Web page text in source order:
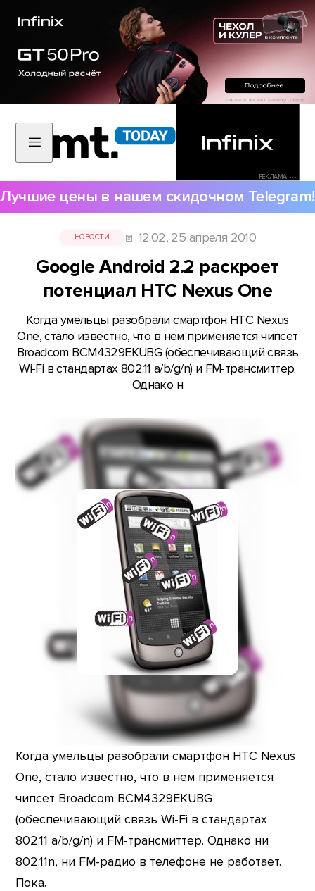
РЕКЛАМА •••
Лучшие цены в нашем скидочном Telegram!
НОВОСТИ 12:02, 25 апреля 2010
Google Android 2.2 раскроет
потенциал HTC Nexus One
Когда умельцы разобрали смартфон HTC Nexus
One, стало известно, что в нем применяется чипсет
Broadcom BCM4329EKUBG (обеспечивающий связь
Wi-Fi в стандартах 802.11 a/b/g/n) и FM-трансмиттер.
Однако н
Когда умельцы разобрали смартфон HTC Nexus
One, стало известно, что в нем применяется
чипсет Broadcom BCM4329EKUBG
(обеспечивающий связь Wi-Fi в стандартах
802.11 a/b/g/n) и FM-трансмиттер. Однако ни
802.11n, ни FM-радио в телефоне не работает.
Пока.